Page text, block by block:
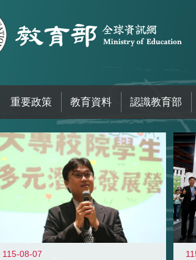
重要政策 教育資料 認識教育部
115-08-07